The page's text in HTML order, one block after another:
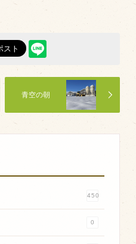
450
0
青空の朝